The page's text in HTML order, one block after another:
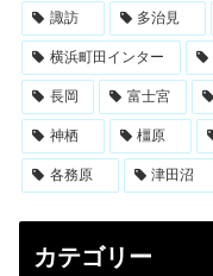
諏訪 多治見
横浜町田インター
長岡 富士宮
神栖 橿原
各務原 津田沼
カテゴリー